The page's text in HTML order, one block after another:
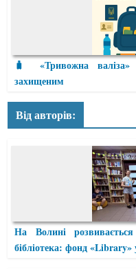
🧳 «Тривожна
захищеним
Від авторів:
На Волині
бібліотека: фонд «Library»